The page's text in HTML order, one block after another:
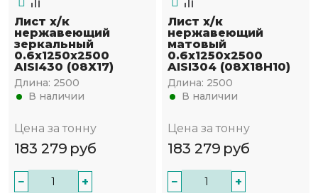
Лист х/к
нержавеющий
зеркальный
0.6х1250х2500
AISI430 (08Х17)
Длина: 2500
В наличии
Цена за тонну
183 279 руб
− +
Лист х/к
нержавеющий
матовый
0.6х1250х2500
AISI304 (08Х18Н10)
Длина: 2500
В наличии
Цена за тонну
183 279 руб
− +